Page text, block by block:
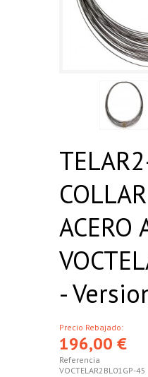
-
Precio Rebajado:
196,00 €
Referencia
VOCTELAR2BL01GP-45